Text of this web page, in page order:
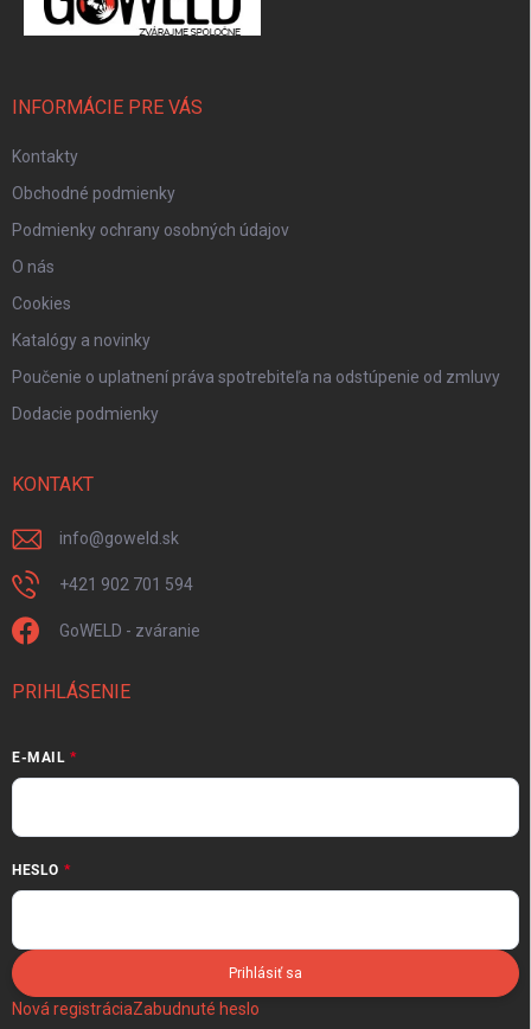
INFORMÁCIE PRE VÁS
Kontakty
Obchodné podmienky
Podmienky ochrany osobných údajov
O nás
Cookies
Katalógy a novinky
Poučenie o uplatnení práva spotrebiteľa na odstúpenie od zmluvy
Dodacie podmienky
KONTAKT
info@goweld.sk
+421 902 701 594
GoWELD - zváranie
PRIHLÁSENIE
E-MAIL
HESLO
Prihlásiť sa
Nová registráciaZabudnuté heslo